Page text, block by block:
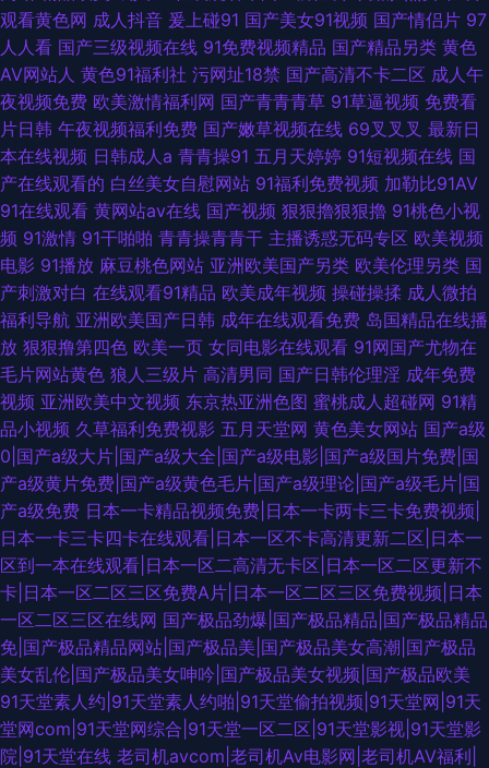
观看黄色网 成人抖音 爰上碰91 国产美女91视频 国产情侣片 97
人人看 国产三级视频在线 91免费视频精品 国产精品另类 黄色
AV网站人 黄色91福利社 污网址18禁 国产高清不卡二区 成人午
夜视频免费 欧美激情福利网 国产青青青草 91草逼视频 免费看
片日韩 午夜视频福利免费 国产嫩草视频在线 69叉叉叉 最新日
本在线视频 日韩成人a 青青操91 五月天婷婷 91短视频在线 国
产在线观看的 白丝美女自慰网站 91福利免费视频 加勒比91AV
91在线观看 黄网站av在线 国产视频 狠狠擼狠狠擼 91桃色小视
频 91激情 91干啪啪 青青操青青干 主播诱惑无码专区 欧美视频
电影 91播放 麻豆桃色网站 亚洲欧美国产另类 欧美伦理另类 国
产刺激对白 在线观看91精品 欧美成年视频 操碰操揉 成人微拍
福利导航 亚洲欧美国产日韩 成年在线观看免费 岛国精品在线播
放 狠狠撸第四色 欧美一页 女同电影在线观看 91网国产尤物在
毛片网站黄色 狼人三级片 高清男同 国产日韩伦理淫 成年免费
视频 亚洲欧美中文视频 东京热亚洲色图 蜜桃成人超碰网 91精
品小视频 久草福利免费视影 五月天堂网 黄色美女网站 国产a级
0|国产a级大片|国产a级大全|国产a级电影|国产a级国片免费|国
产a级黄片免费|国产a级黄色毛片|国产a级理论|国产a级毛片|国
产a级免费 日本一卡精品视频免费|日本一卡两卡三卡免费视频|
日本一卡三卡四卡在线观看|日本一区不卡高清更新二区|日本一
区到一本在线观看|日本一区二高清无卡区|日本一区二区更新不
卡|日本一区二区三区免费A片|日本一区二区三区免费视频|日本
一区二区三区在线网 国产极品劲爆|国产极品精品|国产极品精品
免|国产极品精品网站|国产极品美|国产极品美女高潮|国产极品
美女乱伦|国产极品美女呻吟|国产极品美女视频|国产极品欧美
91天堂素人约|91天堂素人约啪|91天堂偷拍视频|91天堂网|91天
堂网com|91天堂网综合|91天堂一区二区|91天堂影视|91天堂影
院|91天堂在线 老司机avcom|老司机Av电影网|老司机AV福利|